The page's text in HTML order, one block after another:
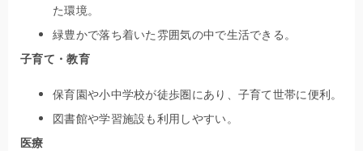
た環境。
緑豊かで落ち着いた雰囲気の中で生活できる。
子育て・教育
保育園や小中学校が徒歩圏にあり、子育て世帯に便利。
図書館や学習施設も利用しやすい。
医療